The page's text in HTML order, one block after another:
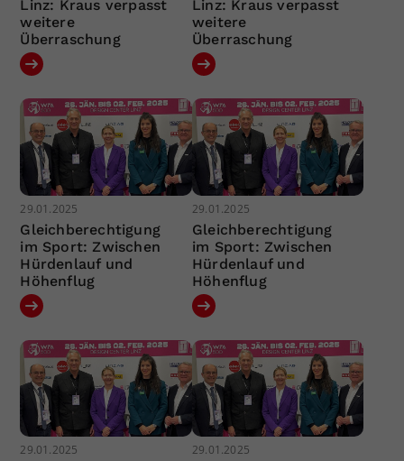
Linz: Kraus verpasst
weitere
Überraschung
Linz: Kraus verpasst
weitere
Überraschung
29.01.2025
Gleichberechtigung
im Sport: Zwischen
Hürdenlauf und
Höhenflug
29.01.2025
Gleichberechtigung
im Sport: Zwischen
Hürdenlauf und
Höhenflug
29.01.2025 29.01.2025